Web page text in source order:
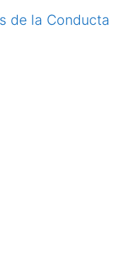
de la Conducta